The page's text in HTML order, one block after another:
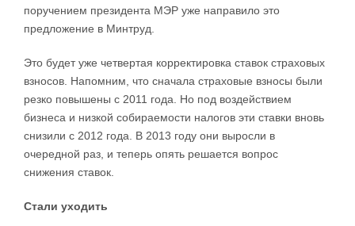
поручением президента МЭР уже направило это
предложение в Минтруд.
Это будет уже четвертая корректировка ставок страховых
взносов. Напомним, что сначала страховые взносы были
резко повышены с 2011 года. Но под воздействием
бизнеса и низкой собираемости налогов эти ставки вновь
снизили с 2012 года. В 2013 году они выросли в
очередной раз, и теперь опять решается вопрос
снижения ставок.
Стали уходить